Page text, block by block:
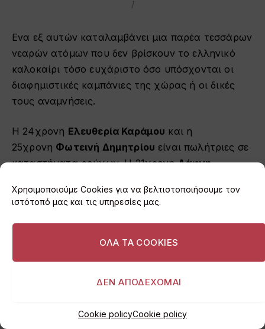
Χρησιμοποιούμε Cookies για να βελτιστοποιήσουμε τον
ιστότοπό μας και τις υπηρεσίες μας.
ΟΛΑ ΤΑ COOKIES
ΔΕΝ ΑΠΟΔΕΧΟΜΑΙ
Cookie policyCookie policy
]
Ενα εξ αυτών καταλαμβάνει μια παρέα τεσσάρων
νεαρών ατόμων που δεν βρίσκουν το ελληνικό
καλοκαίρι τόσο ευχάριστο όσο υπόσχονται οι
διαφημιστικές καμπάνιες της χώρας ή οι δικές
τους αναμνήσεις.
Η 24χρονη Ελευθερία Καράμου και η
25χρονη Φωτεινή Δημητρίου είναι πωλήτριες σε
καταστήματα ρούχων. Η 21χρονηΔάφνη
Κέντρο Θαλασσίων Ερευνών και ο
στο μανάβικο της οικογένειάς του στο Πόρτο
Ράφτη. Τον Αύγουστο, μάλλον δεν θα τα
καταφέρουν να πάνε διακοπές.
«Είναι οικονομικό το ζήτημα», δηλώνει στην «Κ»
αντεπεξέλθουν στο κόστος μιας εξόρμησης.